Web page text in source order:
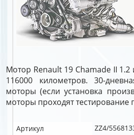
Мотор Renault 19 Chamade II
116000 километров. 30-
моторы (если установка
моторы проходят тестирование
Артикул
ZZ4/